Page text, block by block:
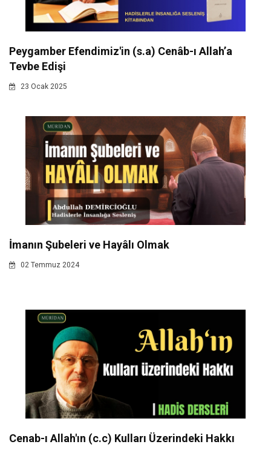
Peygamber Efendimiz'in (s.a) Cenâb-ı Allah’a
Tevbe Edişi
23 Ocak 2025
İmanın Şubeleri ve Hayâlı Olmak
02 Temmuz 2024
Cenab-ı Allah'ın (c.c) Kulları Üzerindeki Hakkı